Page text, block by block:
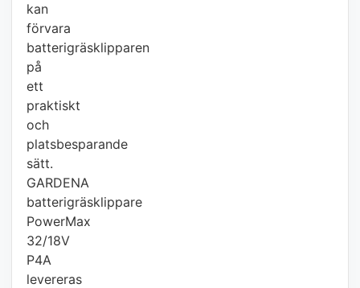
kan
förvara
batterigräsklipparen
på
ett
praktiskt
och
platsbesparande
sätt.
GARDENA
batterigräsklippare
PowerMax
32/18V
P4A
levereras